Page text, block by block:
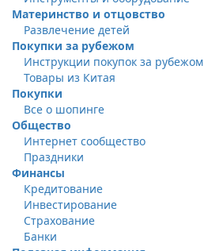
Материнство и отцовство
Развлечение детей
Покупки за рубежом
Инструкции покупок за рубежом
Товары из Китая
Покупки
Все о шопинге
Общество
Интернет сообщество
Праздники
Финансы
Кредитование
Инвестирование
Страхование
Банки